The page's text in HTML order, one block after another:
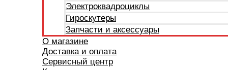
Электроквадроциклы
Гироскутеры
Запчасти и аксессуары
О магазине
Доставка и оплата
Сервисный центр